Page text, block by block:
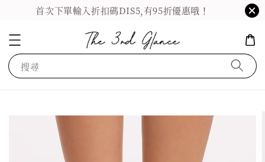
首次下單輸入折扣碼DIS5,有95折優惠哦！
搜尋